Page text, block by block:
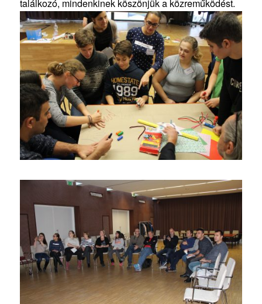
találkozó, mindenkinek köszönjük a közreműködést.